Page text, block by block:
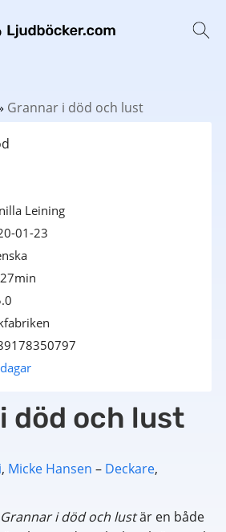
Grannar i död och lust
Leining
01-23
död och lust
, Micke Hansen – Deckare,
Grannar i död och lustär en både